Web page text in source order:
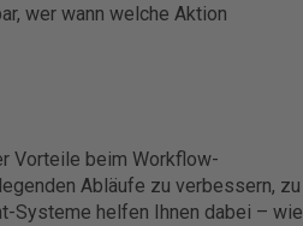
wer wann welche Aktion
Vorteile beim Workflow-
Abläufe zu verbessern, zu
Systeme helfen Ihnen dabei – wie